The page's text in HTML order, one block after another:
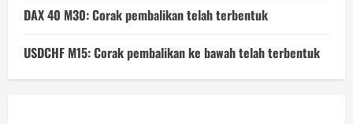
DAX 40 M30: Corak pembalikan telah terbentuk
USDCHF M15: Corak pembalikan ke bawah telah terbentuk